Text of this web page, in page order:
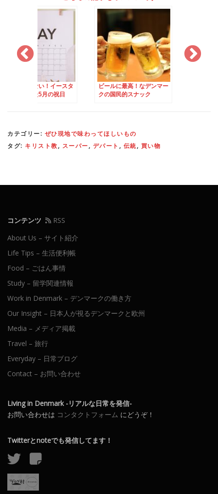
ない！イースタ
ビールに最高！なデンマー
クの国民的スナック
魚の薬味としてもオ
カテゴリー: ぜひ現地で味わってほしいもの
タグ: キリスト教, スーパー, デパート , 伝統, 買い物
コンテンツ
RSS
About Us – サイト紹介
Life Tips – 生活便利帳
Food – ごはん事情
Study – 留学関連情報
Work in Denmark – デンマークの働き方
Our Insight – 日本人が視るデンマークと欧州
Media – メディア掲載
Travel – 旅行
Everyday – 日常ブログ
Contact – お問い合わせ
Living in Denmark -リアルな日常を発信-
お問い合わせは コンタクトフォーム にどうぞ！
Twitterとnoteでも発信してます！